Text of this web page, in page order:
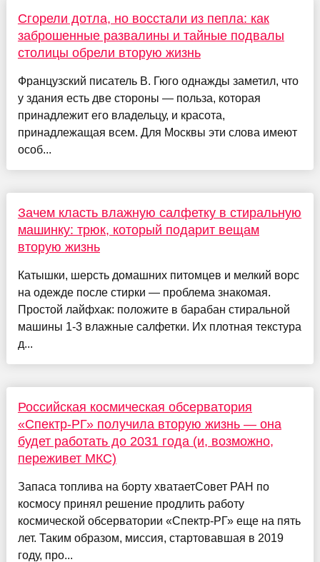
Сгорели дотла, но восстали из пепла: как
заброшенные развалины и тайные подвалы
столицы обрели вторую жизнь
Французский писатель В. Гюго однажды заметил, что
у здания есть две стороны — польза, которая
принадлежит его владельцу, и красота,
принадлежащая всем. Для Москвы эти слова имеют
особ...
Зачем класть влажную салфетку в стиральную
машинку: трюк, который подарит вещам
вторую жизнь
Катышки, шерсть домашних питомцев и мелкий ворс
на одежде после стирки — проблема знакомая.
Простой лайфхак: положите в барабан стиральной
машины 1-3 влажные салфетки. Их плотная текстура
д...
Российская космическая обсерватория
«Спектр-РГ» получила вторую жизнь — она
будет работать до 2031 года (и, возможно,
переживет МКС)
Запаса топлива на борту хватаетСовет РАН по
космосу принял решение продлить работу
космической обсерватории «Спектр-РГ» еще на пять
лет. Таким образом, миссия, стартовавшая в 2019
году, про...